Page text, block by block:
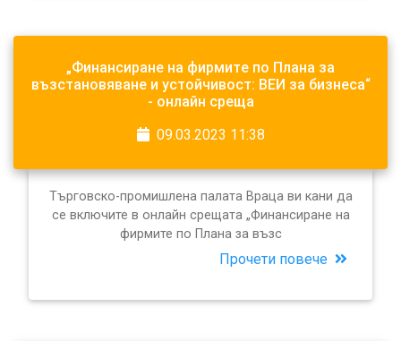
„Финансиране на фирмите по Плана за
възстановяване и устойчивост: ВЕИ за бизнеса“
- онлайн среща
09.03.2023 11:38
Търговско-промишлена палата Враца ви кани да
се включите в онлайн срещата „Финансиране на
фирмите по Плана за възс
Прочети повече